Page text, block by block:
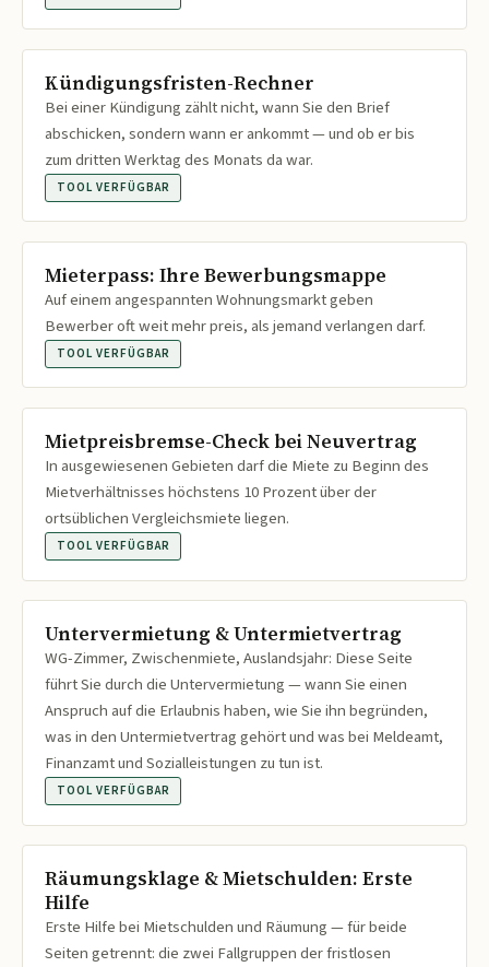
Kündigungsfristen-Rechner
Bei einer Kündigung zählt nicht, wann Sie den Brief
abschicken, sondern wann er ankommt — und ob er bis
zum dritten Werktag des Monats da war.
TOOL VERFÜGBAR
Mieterpass: Ihre Bewerbungsmappe
Auf einem angespannten Wohnungsmarkt geben
Bewerber oft weit mehr preis, als jemand verlangen darf.
TOOL VERFÜGBAR
Mietpreisbremse-Check bei Neuvertrag
In ausgewiesenen Gebieten darf die Miete zu Beginn des
Mietverhältnisses höchstens 10 Prozent über der
ortsüblichen Vergleichsmiete liegen.
TOOL VERFÜGBAR
Untervermietung & Untermietvertrag
WG-Zimmer, Zwischenmiete, Auslandsjahr: Diese Seite
führt Sie durch die Untervermietung — wann Sie einen
Anspruch auf die Erlaubnis haben, wie Sie ihn begründen,
was in den Untermietvertrag gehört und was bei Meldeamt,
Finanzamt und Sozialleistungen zu tun ist.
TOOL VERFÜGBAR
Räumungsklage & Mietschulden: Erste
Hilfe
Erste Hilfe bei Mietschulden und Räumung — für beide
Seiten getrennt: die zwei Fallgruppen der fristlosen